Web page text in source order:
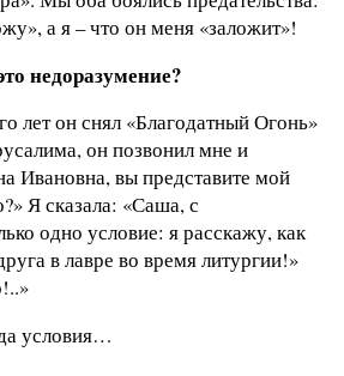
а я – что он меня «заложит»!
недоразумение?
лет он снял «Благодатный Огонь»
он позвонил мне и
Ивановна, вы представите мой
Я сказала: «Саша, с
одно условие: я расскажу, как
в лавре во время литургии!»
условия…